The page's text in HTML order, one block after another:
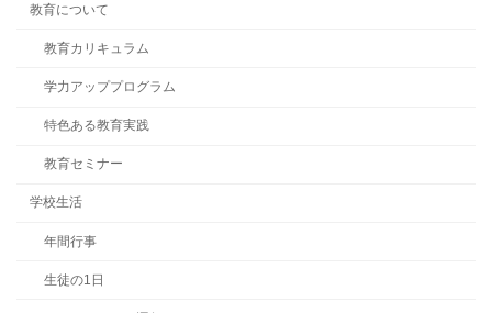
教育について
教育カリキュラム
学力アッププログラム
特色ある教育実践
教育セミナー
学校生活
年間行事
生徒の1日